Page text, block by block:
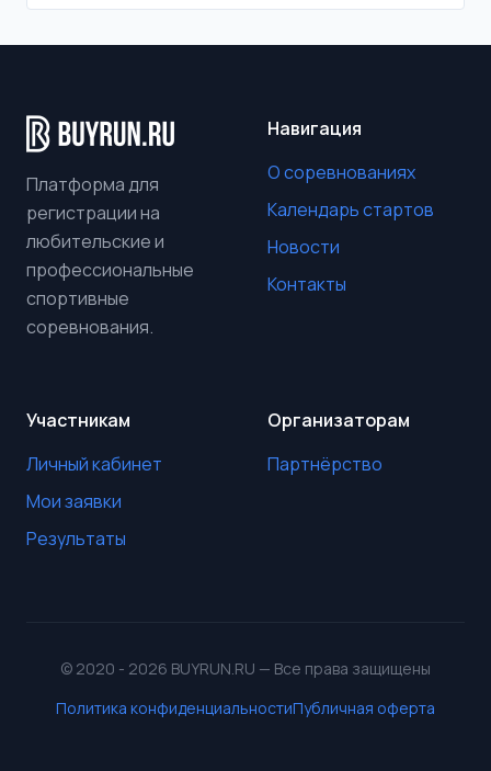
Платформа для
регистрации на
любительские и
профессиональные
спортивные
соревнования.
Навигация
О соревнованиях
Календарь стартов
Новости
Контакты
Участникам
Личный кабинет
Мои заявки
Результаты
Организаторам
Партнёрство
© 2020 - 2026 BUYRUN.RU — Все права защищены
Политика конфиденциальностиПубличная оферта